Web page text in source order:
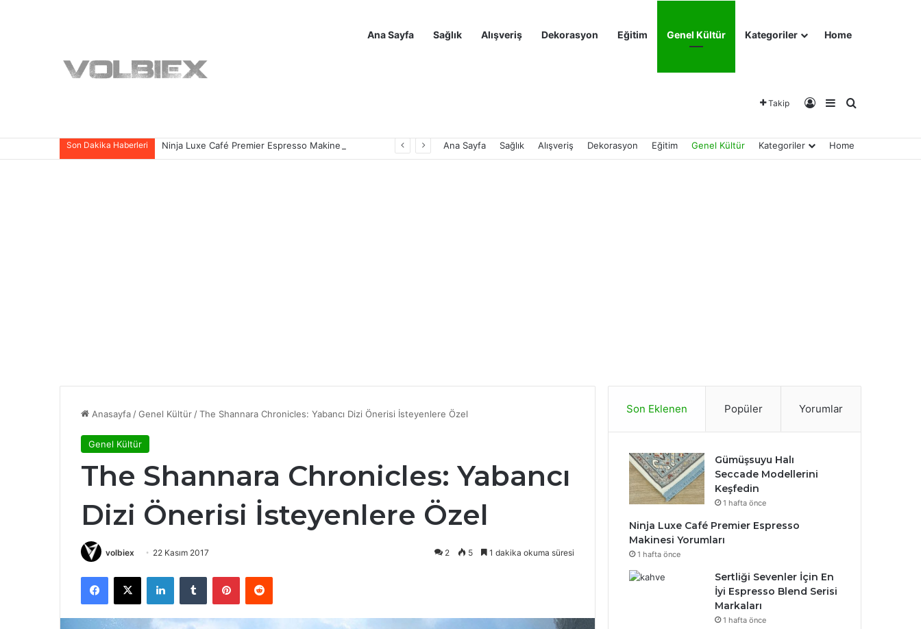
Ana Sayfa Sağlık Alışveriş Dekorasyon Eğitim Genel Kültür Kategoriler Home
Takip Kayıt OlKenar Bölmesi
Arama yap
Son Dakika Haberleri Ana Sayfa Sağlık Alışveriş Dekorasyon Eğitim Genel Kültür Kategoriler Home
Anasayfa /Genel Kültür /The Shannara Chronicles: Yabancı Dizi Önerisi İsteyenlere Özel
Genel Kültür
The Shannara Chronicles: Yabancı
Dizi Önerisi İsteyenlere Özel
volbiex 22 Kasım 2017 2 5 1 dakika okuma süresi
Facebook
X LinkedInTumblr PinterestReddit
Son Eklenen Popüler Yorumlar
Gümüşsuyu Halı
Seccade Modellerini
Keşfedin
1 hafta önce
Ninja Luxe Café Premier Espresso
Makinesi Yorumları
1 hafta önce
Sertliği Sevenler İçin En
İyi Espresso Blend Serisi
Markaları
1 hafta önce